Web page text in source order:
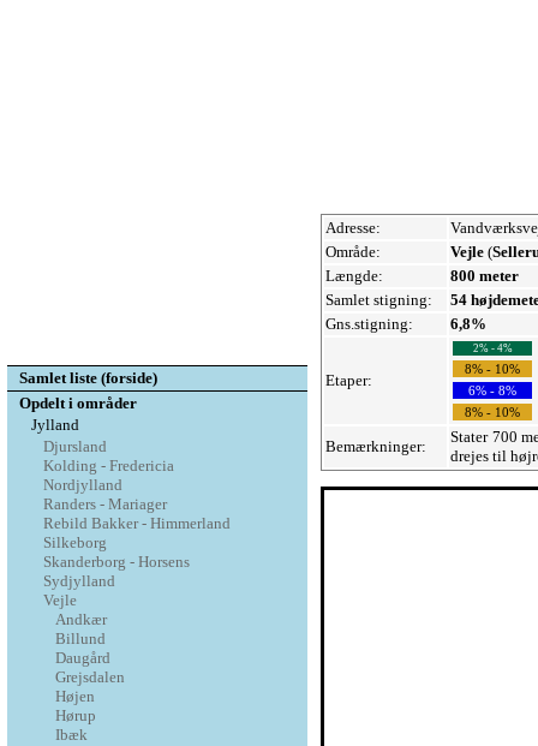
Samlet liste (forside)
Opdelt i områder
Jylland
Djursland
Kolding - Fredericia
Nordjylland
Randers - Mariager
Rebild Bakker - Himmerland
Silkeborg
Skanderborg - Horsens
Sydjylland
Vejle
Andkær
Billund
Daugård
Grejsdalen
Højen
Hørup
Ibæk
Adresse:
Område:
Vejle (
Længde:
800 meter
Samlet stigning:
54
Gns.stigning:
6,8%
Etaper:
2% - 4%
8% - 10%
6% - 8%
8% - 10%
Bemærkninger:
Stater 700
drejes til